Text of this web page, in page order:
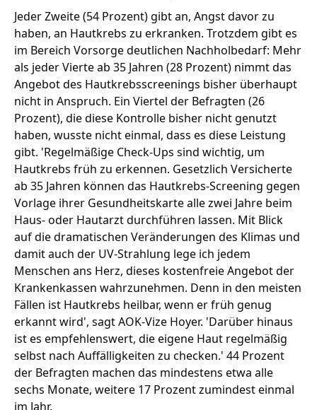
Jeder Zweite (54 Prozent) gibt an, Angst davor zu
haben, an Hautkrebs zu erkranken. Trotzdem gibt es
im Bereich Vorsorge deutlichen Nachholbedarf: Mehr
als jeder Vierte ab 35 Jahren (28 Prozent) nimmt das
Angebot des Hautkrebsscreenings bisher überhaupt
nicht in Anspruch. Ein Viertel der Befragten (26
Prozent), die diese Kontrolle bisher nicht genutzt
haben, wusste nicht einmal, dass es diese Leistung
gibt. 'Regelmäßige Check-Ups sind wichtig, um
Hautkrebs früh zu erkennen. Gesetzlich Versicherte
ab 35 Jahren können das Hautkrebs-Screening gegen
Vorlage ihrer Gesundheitskarte alle zwei Jahre beim
Haus- oder Hautarzt durchführen lassen. Mit Blick
auf die dramatischen Veränderungen des Klimas und
damit auch der UV-Strahlung lege ich jedem
Menschen ans Herz, dieses kostenfreie Angebot der
Krankenkassen wahrzunehmen. Denn in den meisten
Fällen ist Hautkrebs heilbar, wenn er früh genug
erkannt wird', sagt AOK-Vize Hoyer. 'Darüber hinaus
ist es empfehlenswert, die eigene Haut regelmäßig
selbst nach Auffälligkeiten zu checken.' 44 Prozent
der Befragten machen das mindestens etwa alle
sechs Monate, weitere 17 Prozent zumindest einmal
im Jahr.